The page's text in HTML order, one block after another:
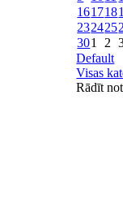
161718
232425
301 2
Default
Visas
Rādīt